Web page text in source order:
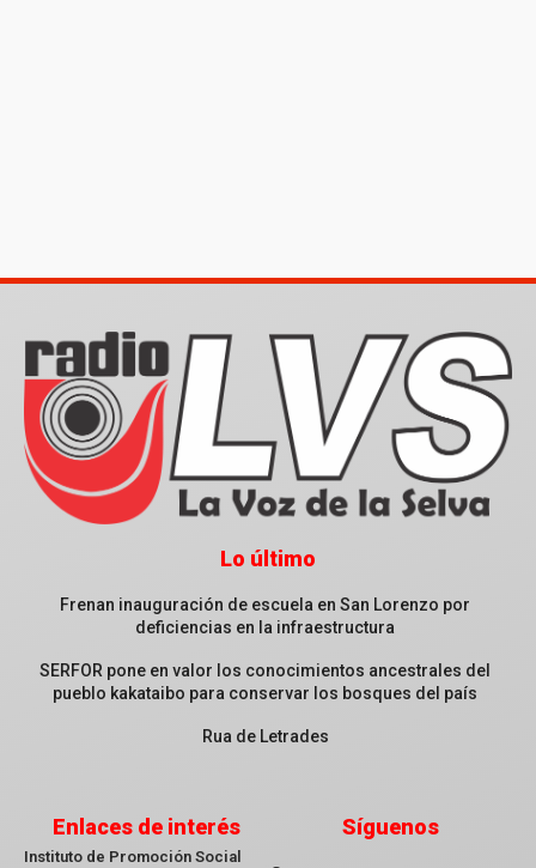
Lo último
Frenan inauguración de escuela en San Lorenzo por
deficiencias en la infraestructura
SERFOR pone en valor los conocimientos ancestrales del
pueblo kakataibo para conservar los bosques del país
Rua de Letrades
Enlaces de interés
Instituto de Promoción Social
Síguenos